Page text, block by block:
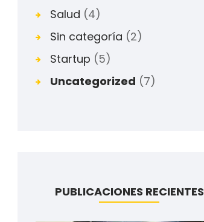
Salud (4)
Sin categoría (2)
Startup (5)
Uncategorized (7)
PUBLICACIONES RECIENTES